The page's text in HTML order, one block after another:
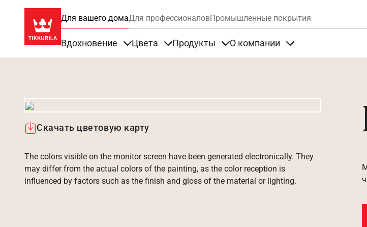
Для вашего домаДля профессионаловПромышленные покрытия
Вдохновение Цвета Продукты О компании
Скачать цветовую карту
The colors visible on the monitor screen have been generated electronically. They
may differ from the actual colors of the painting, as the color reception is
influenced by factors such as the finish and gloss of the material or lighting.